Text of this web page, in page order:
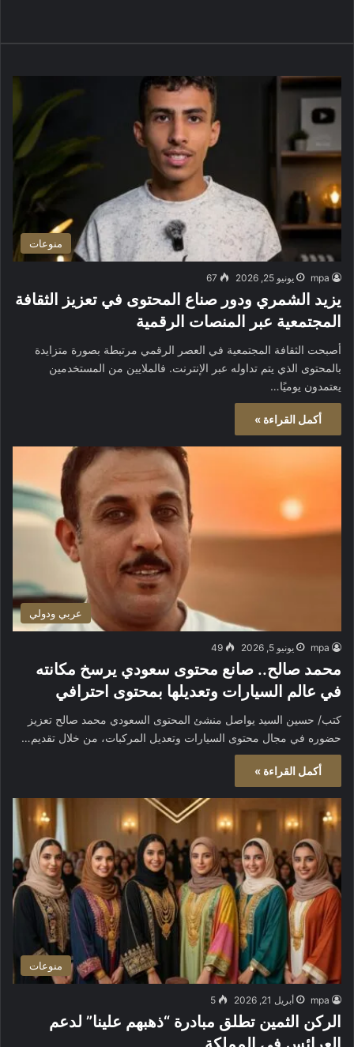
منوعات
mpa يونيو 25, 2026 67
يزيد الشمري ودور صناع المحتوى في تعزيز الثقافة
المجتمعية عبر المنصات الرقمية
أصبحت الثقافة المجتمعية في العصر الرقمي مرتبطة بصورة متزايدة
بالمحتوى الذي يتم تداوله عبر الإنترنت. فالملايين من المستخدمين
يعتمدون يوميًا…
أكمل القراءة »
عربي ودولي
mpa يونيو 5, 2026 49
محمد صالح.. صانع محتوى سعودي يرسخ مكانته
في عالم السيارات وتعديلها بمحتوى احترافي
كتب/ حسين السيد يواصل منشئ المحتوى السعودي محمد صالح تعزيز
حضوره في مجال محتوى السيارات وتعديل المركبات، من خلال تقديم…
أكمل القراءة »
منوعات
mpa أبريل 21, 2026 5
الركن الثمين تطلق مبادرة “ذهبهم علينا” لدعم